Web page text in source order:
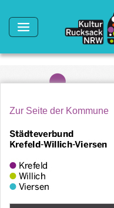
Zur Seite der Kommune